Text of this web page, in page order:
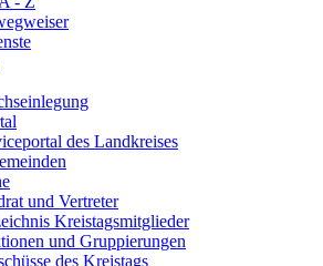
des Landkreises
und Vertreter
Kreistagsmitglieder
und Gruppierungen
des Kreistags